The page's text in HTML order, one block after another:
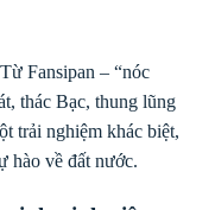
Từ Fansipan – “nóc
thác Bạc, thung lũng
trải nghiệm khác biệt,
hào về đất nước.